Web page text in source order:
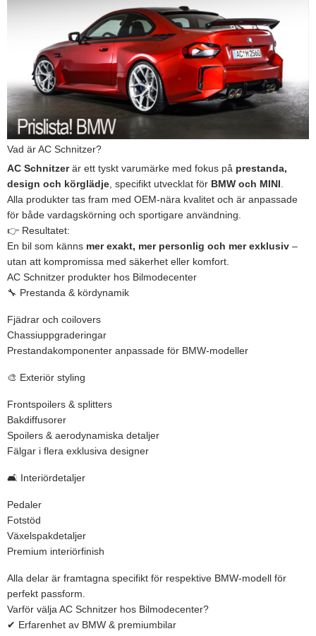
Vad är AC Schnitzer?
AC Schnitzerär ett tyskt varumärke med fokus på prestanda,
design och körglädje, specifikt utvecklat för BMW och MINI .
Alla produkter tas fram med OEM-nära kvalitet och är anpassade
för både vardagskörning och sportigare användning.
👉 Resultatet:
En bil som känns mer exakt, mer personlig och mer exklusiv –
utan att kompromissa med säkerhet eller komfort.
AC Schnitzer produkter hos Bilmodecenter
🔧 Prestanda & kördynamik
Fjädrar och coilovers
Chassiuppgraderingar
Prestandakomponenter anpassade för BMW-modeller
🎨 Exteriör styling
Frontspoilers & splitters
Bakdiffusorer
Spoilers & aerodynamiska detaljer
Fälgar i flera exklusiva designer
🛋️ Interiördetaljer
Pedaler
Fotstöd
Växelspakdetaljer
Premium interiörfinish
Alla delar är framtagna specifikt för respektive BMW-modell för
perfekt passform.
Varför välja AC Schnitzer hos Bilmodecenter?
✔ Erfarenhet av BMW & premiumbilar